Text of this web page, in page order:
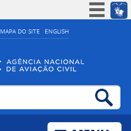
MAPA DO SITE ENGLISH
Simplifique!
Acesso à informação
Legislação